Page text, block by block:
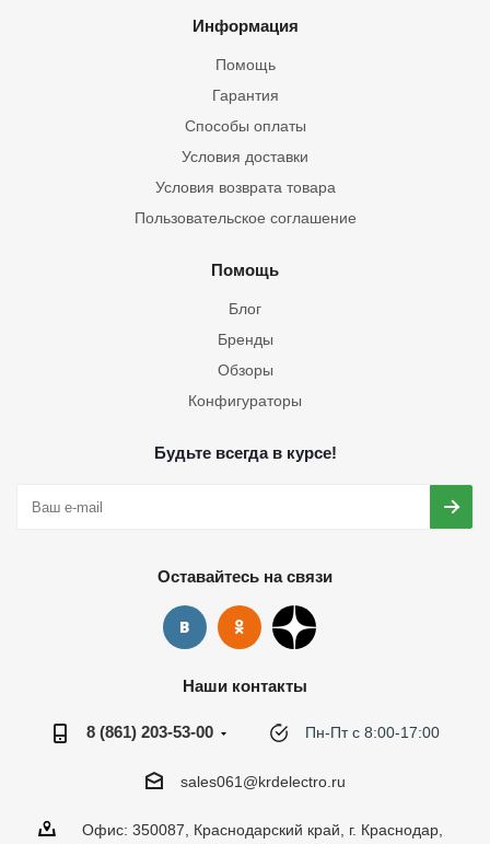
Информация
Помощь
Гарантия
Способы оплаты
Условия доставки
Условия возврата товара
Пользовательское соглашение
Помощь
Блог
Бренды
Обзоры
Конфигураторы
Будьте всегда в курсе!
Оставайтесь на связи
Наши контакты
8 (861) 203-53-00 Пн-Пт с 8:00-17:00
sales061@krdelectro.ru
Офис: 350087, Краснодарский край, г. Краснодар,